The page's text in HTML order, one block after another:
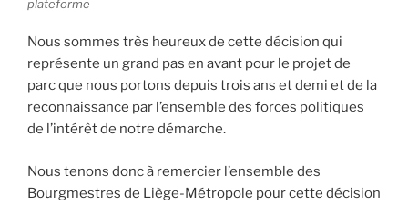
plateforme
Nous sommes très heureux de cette décision qui
représente un grand pas en avant pour le projet de
parc que nous portons depuis trois ans et demi et de la
reconnaissance par l’ensemble des forces politiques
de l’intérêt de notre démarche.
Nous tenons donc à remercier l’ensemble des
Bourgmestres de Liège-Métropole pour cette décision